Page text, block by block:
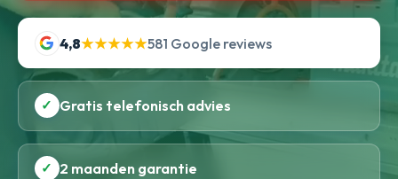
4,8★★★★★581 Google reviews
✓ Gratis telefonisch advies
✓ 2 maanden garantie